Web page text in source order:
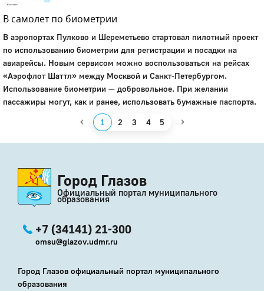
В самолет по биометрии
В аэропортах Пулково и Шереметьево стартовал пилотный проект
по использованию биометрии для регистрации и посадки на
авиарейсы. Новым сервисом можно воспользоваться на рейсах
«Аэрофлот Шаттл» между Москвой и Санкт-Петербургом.
Использование биометрии — добровольное. При желании
пассажиры могут, как и ранее, использовать бумажные паспорта.
‹ 1 2 3 4 5 ›
Город Глазов
Официальный портал муниципального
образования
+7 (34141) 21-300
omsu@glazov.udmr.ru
Город Глазов официальный портал муниципального
образования